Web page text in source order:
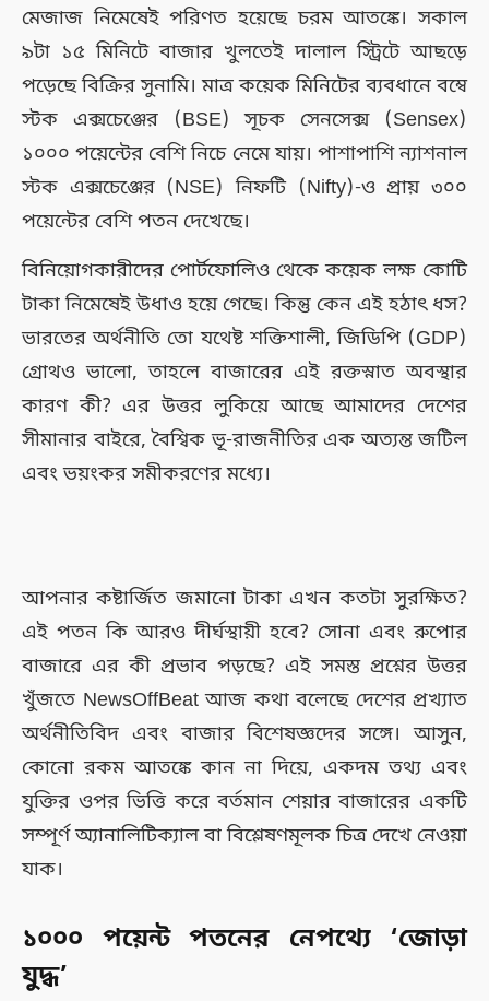
মেজাজ নিমেষেই পরিণত হয়েছে চরম আতঙ্কে। সকাল
৯টা ১৫ মিনিটে বাজার খুলতেই দালাল স্ট্রিটে আছড়ে
পড়েছে বিক্রির সুনামি। মাত্র কয়েক মিনিটের ব্যবধানে বম্বে
স্টক এক্সচেঞ্জের (BSE) সূচক সেনসেক্স (Sensex)
১০০০ পয়েন্টের বেশি নিচে নেমে যায়। পাশাপাশি ন্যাশনাল
স্টক এক্সচেঞ্জের (NSE) নিফটি (Nifty)-ও প্রায় ৩০০
পয়েন্টের বেশি পতন দেখেছে।
বিনিয়োগকারীদের পোর্টফোলিও থেকে কয়েক লক্ষ কোটি
টাকা নিমেষেই উধাও হয়ে গেছে। কিন্তু কেন এই হঠাৎ ধস?
ভারতের অর্থনীতি তো যথেষ্ট শক্তিশালী, জিডিপি (GDP)
গ্রোথও ভালো, তাহলে বাজারের এই রক্তস্নাত অবস্থার
কারণ কী? এর উত্তর লুকিয়ে আছে আমাদের দেশের
সীমানার বাইরে, বৈশ্বিক ভূ-রাজনীতির এক অত্যন্ত জটিল
এবং ভয়ংকর সমীকরণের মধ্যে।
আপনার কষ্টার্জিত জমানো টাকা এখন কতটা সুরক্ষিত?
এই পতন কি আরও দীর্ঘস্থায়ী হবে? সোনা এবং রুপোর
বাজারে এর কী প্রভাব পড়ছে? এই সমস্ত প্রশ্নের উত্তর
খুঁজতে NewsOffBeat আজ কথা বলেছে দেশের প্রখ্যাত
অর্থনীতিবিদ এবং বাজার বিশেষজ্ঞদের সঙ্গে। আসুন,
কোনো রকম আতঙ্কে কান না দিয়ে, একদম তথ্য এবং
যুক্তির ওপর ভিত্তি করে বর্তমান শেয়ার বাজারের একটি
সম্পূর্ণ অ্যানালিটিক্যাল বা বিশ্লেষণমূলক চিত্র দেখে নেওয়া
যাক।
১০০০ পয়েন্ট পতনের নেপথ্যে ‘জোড়া
যুদ্ধ’